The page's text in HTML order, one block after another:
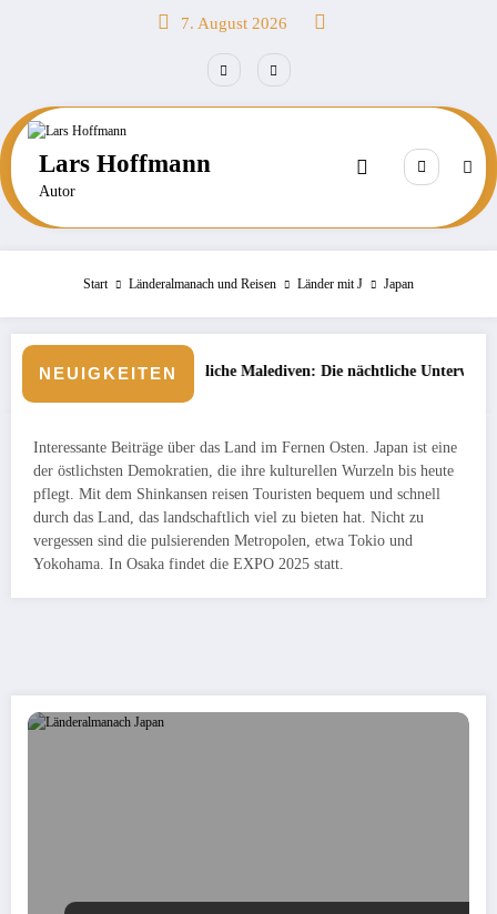
7. August 2026
Lars Hoffmann
Autor
Start Länderalmanach und Reisen Länder mit J Japan
NEUIGKEITEN
Malediven: Die nächtliche Unterwasserwelt beim Schnorcheln
Börse:
Interessante Beiträge über das Land im Fernen Osten. Japan ist eine
der östlichsten Demokratien, die ihre kulturellen Wurzeln bis heute
pflegt. Mit dem Shinkansen reisen Touristen bequem und schnell
durch das Land, das landschaftlich viel zu bieten hat. Nicht zu
vergessen sind die pulsierenden Metropolen, etwa Tokio und
Yokohama. In Osaka findet die EXPO 2025 statt.